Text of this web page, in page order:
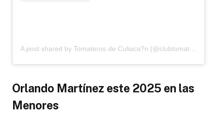
A post shared by Tomateros de Culiaca?n (@clubtomaterosoficial)
Orlando Martínez este 2025 en las
Menores